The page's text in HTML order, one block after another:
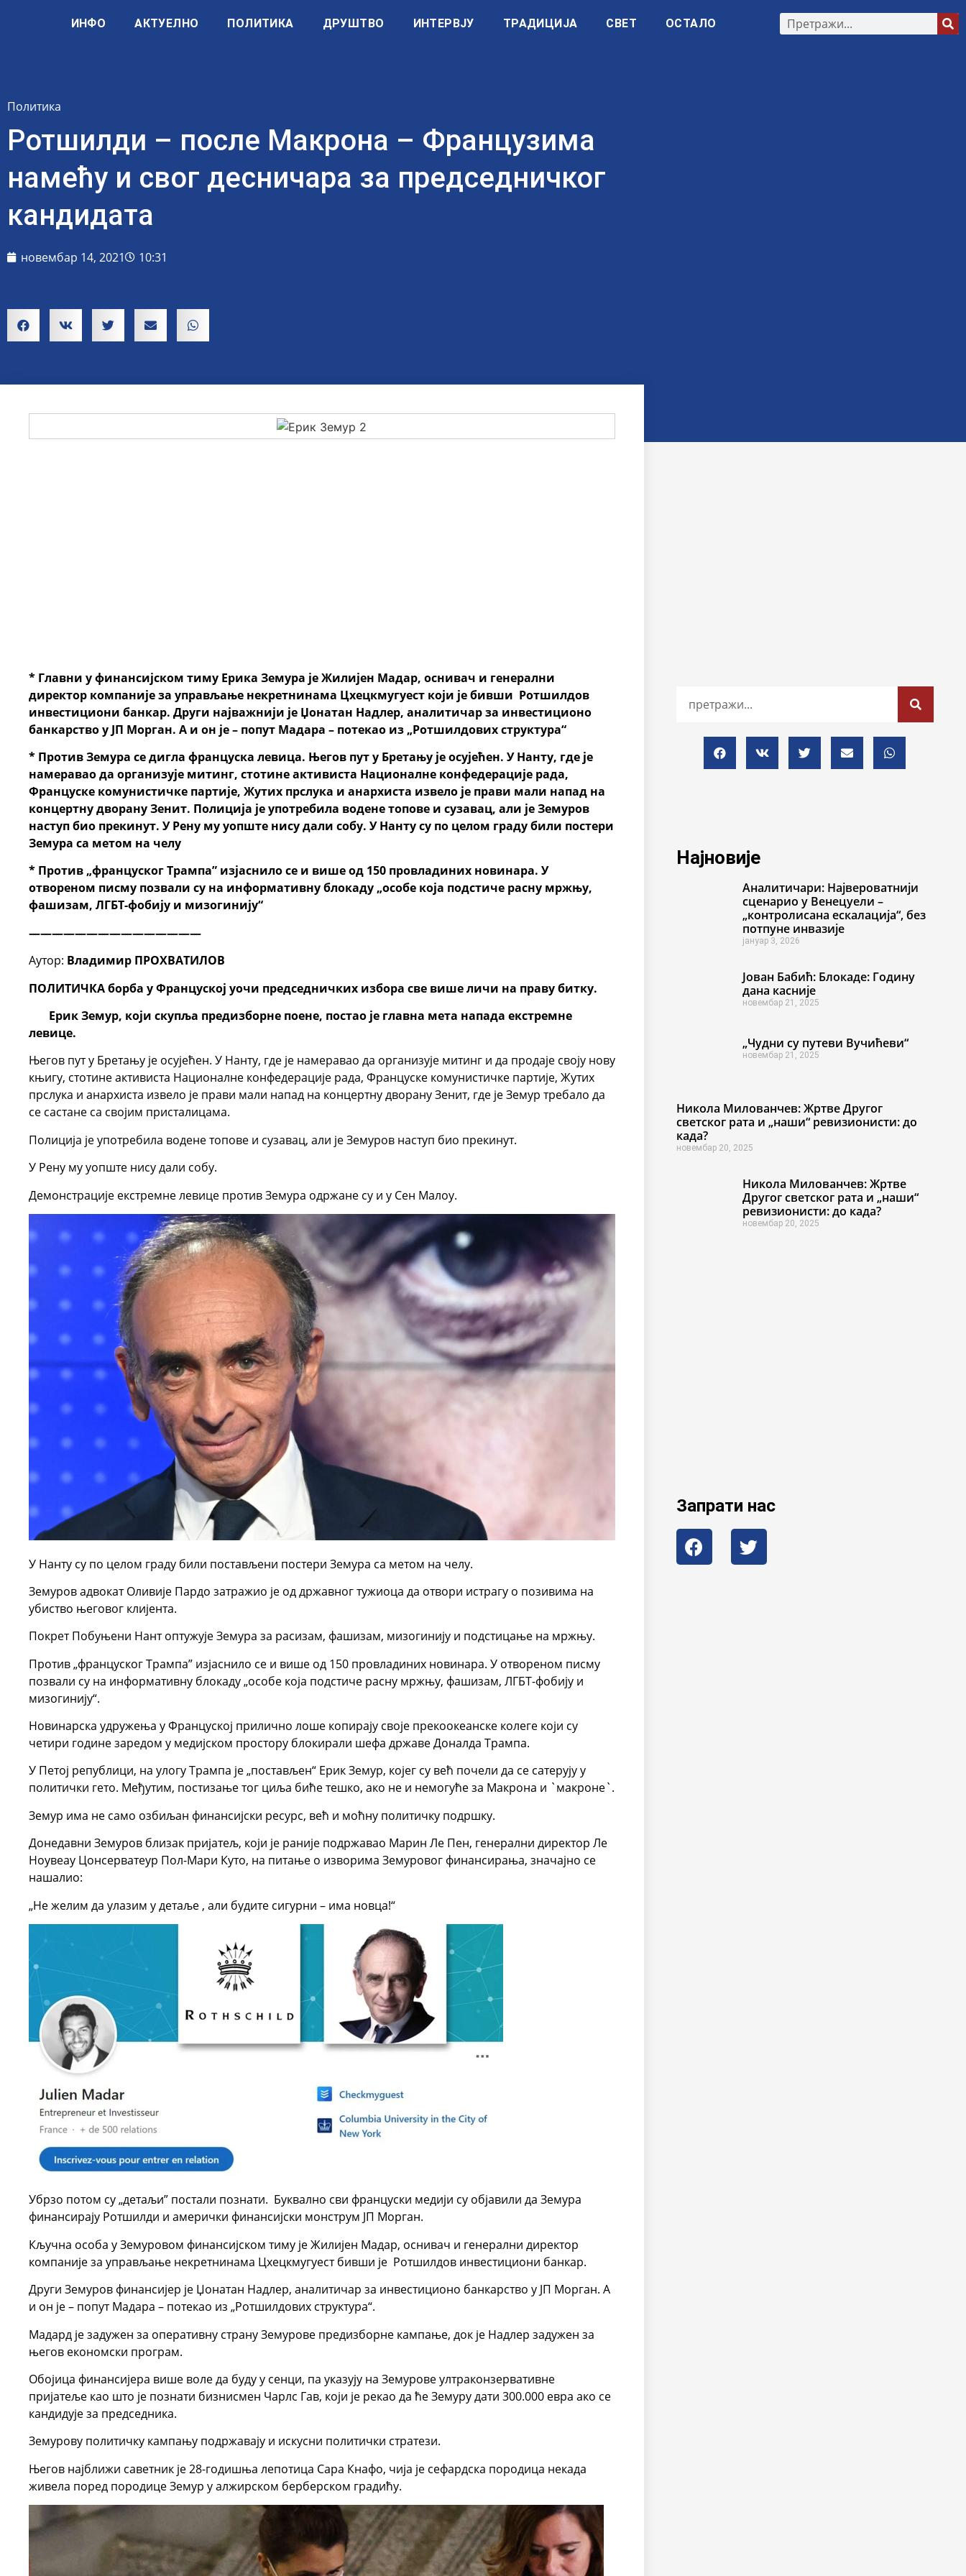
ИНФО АКТУЕЛНО ПОЛИТИКА ДРУШТВО ИНТЕРВЈУ ТРАДИЦИЈА СВЕТ ОСТАЛО
Политика
Ротшилди – после Макрона – Французима
намећу и свог десничара за председничког
кандидата
новембар 14, 2021 10:31
* Главни у финансијском тиму Ерика Земура је Жилијен Мадар, оснивач и генерални
директор компаније за управљање некретнинама Цхецкмyгуест који јебивши Ротшилдов
инвестициони банкар. Други најважнији је Џонатан Надлер, аналитичар за инвестиционо
банкарство у ЈП Морган. А и он је – попут Мадара – потекао из „Ротшилдових структура“
* Против Земура се дигла француска левица. Његов пут у Бретању је осујећен. У Нанту, где је
намеравао да организује митинг, стотине активиста Националне конфедерације рада,
Француске комунистичке партије, Жутих прслука и анархиста извело је прави мали напад на
концертну дворану Зенит. Полиција је употребила водене топове и сузавац, али је Земуров
наступ био прекинут. У Рену му уопште нису дали собу. У Нанту су по целом граду били постери
Земура са метом на челу
* Против „француског Трампа” изјаснило се и више од 150 провладиних новинара. У
отвореном писму позвали су на информативну блокаду „особе која подстиче расну мржњу,
фашизам, ЛГБТ-фобију и мизогинију“
———————————————
Аутор: Владимир ПРОХВАТИЛОВ
ПОЛИТИЧКА борба у Француској уочи председничких избора све више личи на праву битку.
Ерик Земур, који скупља предизборне поене, постао је главна мета напада екстремне
левице.
Његов пут у Бретању је осујећен. У Нанту, где је намеравао да организује митинг и да продаје своју нову
књигу, стотине активиста Националне конфедерације рада, Француске комунистичке партије, Жутих
прслука и анархиста извело је прави мали напад на концертну дворану Зенит, где је Земур требало да
се састане са својим присталицама.
Полиција је употребила водене топове и сузавац, али је Земуров наступ био прекинут.
У Рену му уопште нису дали собу.
Демонстрације екстремне левице против Земура одржане су и у Сен Малоу.
У Нанту су по целом граду били постављени постери Земура са метом на челу.
Земуров адвокат Оливије Пардо затражио је од државног тужиоца да отвори истрагу о позивима на
убиство његовог клијента.
Покрет Побуњени Нант оптужује Земура за расизам, фашизам, мизогинију и подстицање на мржњу.
Против „француског Трампа” изјаснило се и више од 150 провладиних новинара. У отвореном писму
позвали су на информативну блокаду „особе која подстиче расну мржњу, фашизам, ЛГБТ-фобију и
мизогинију“.
Новинарска удружења у Француској прилично лоше копирају своје прекоокеанске колеге који су
четири године заредом у медијском простору блокирали шефа државе Доналда Трампа.
У Петој републици, на улогу Трампа је „постављен“ Ерик Земур, којег су већ почели да се сатерују у
политички гето. Међутим, постизање тог циља биће тешко, ако не и немогуће за Макрона и `макроне`.
Земур има не само озбиљан финансијски ресурс, већ и моћну политичку подршку.
Донедавни Земуров близак пријатељ, који је раније подржавао Марин Ле Пен, генерални директор Ле
Ноувеау Цонсерватеур Пол-Мари Куто, на питање о изворима Земуровог финансирања, значајно се
нашалио:
„Не желим да улазим у детаље , али будите сигурни – има новца!“
Убрзо потом су „детаљи” постали познати. Буквално сви француски медији су објавили да Земура
финансирају Ротшилди и амерички финансијски монструм ЈП Морган.
Кључна особа у Земуровом финансијском тиму је Жилијен Мадар, оснивач и генерални директор
компаније за управљање некретнинама Цхецкмyгуест бивши је Ротшилдов инвестициони банкар.
Други Земуров финансијер је Џонатан Надлер, аналитичар за инвестиционо банкарство у ЈП Морган. А
и он је – попут Мадара – потекао из „Ротшилдових структура“.
Мадард је задужен за оперативну страну Земурове предизборне кампање, док је Надлер задужен за
његов економски програм.
Обојица финансијера више воле да буду у сенци, па указују на Земурове ултраконзервативне
пријатеље као што је познати бизнисмен Чарлс Гав, који је рекао да ће Земуру дати 300.000 евра ако се
кандидује за председника.
Земурову политичку кампању подржавају и искусни политички стратези.
Његов најближи саветник је 28-годишња лепотица Сара Кнафо, чија је сефардска породица некада
живела поред породице Земур у алжирском берберском градићу.
Најновије
Аналитичари: Највероватнији
сценарио у Венецуели –
„контролисана ескалација“, без
потпуне инвазије
јануар 3, 2026
Јован Бабић: Блокаде: Годину
дана касније
новембар 21, 2025
„Чудни су путеви Вучићеви“
новембар 21, 2025
Никола Милованчев: Жртве Другог
светског рата и „наши“ ревизионисти: до
када?
новембар 20, 2025
Никола Милованчев: Жртве
Другог светског рата и „наши“
ревизионисти: до када?
новембар 20, 2025
Запрати нас